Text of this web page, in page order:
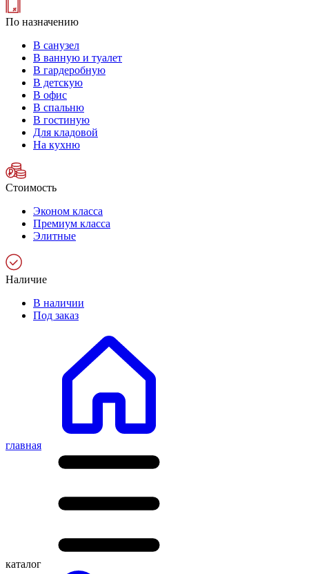
По назначению
В санузел
В ванную и туалет
В гардеробную
В детскую
В офис
В спальню
В гостиную
Для кладовой
На кухню
Стоимость
Эконом класса
Премиум класса
Элитные
Наличие
В наличии
Под заказ
главная
каталог